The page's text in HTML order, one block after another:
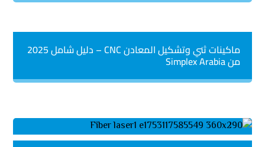
ماكينات ثني وتشكيل المعادن CNC – دليل شامل 2025
من Simplex Arabia